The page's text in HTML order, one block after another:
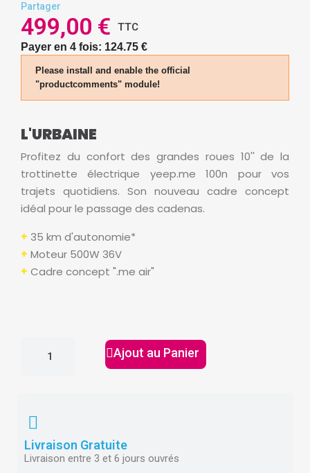
Partager
499,00 € TTC
Payer en 4 fois: 124.75 €
Please install and enable the official
"productcomments" module!
L'URBAINE
Profitez du confort des grandes roues 10'' de la
trottinette électrique yeep.me 100n pour vos
trajets quotidiens. Son nouveau cadre concept
idéal pour le passage des cadenas.
+ 35 km d'autonomie*
+ Moteur 500W 36V
+ Cadre concept ".me air"
Ajout au Panier
Livraison Gratuite
Livraison entre 3 et 6 jours ouvrés